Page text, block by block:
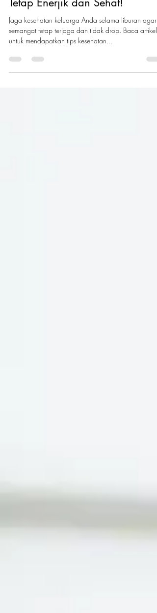
Keluarga Selama Liburan agar
Tetap Enerjik dan Sehat!
Jaga kesehatan keluarga Anda selama liburan agar
untuk mendapatkan tips kesehatan...